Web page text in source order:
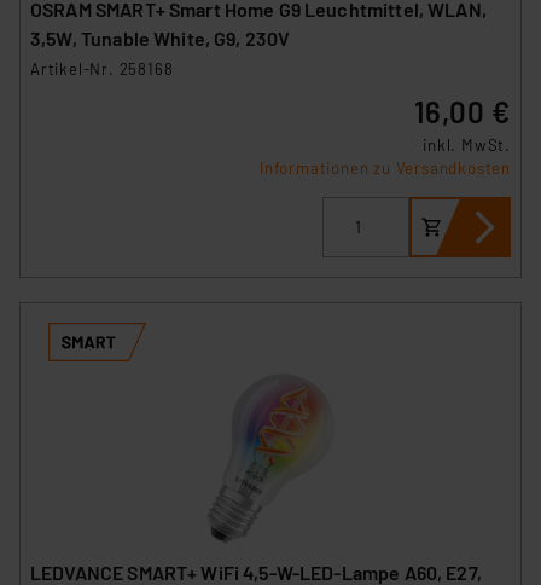
OSRAM SMART+ Smart Home G9 Leuchtmittel, WLAN,
3,5W, Tunable White, G9, 230V
Artikel-Nr. 258168
16,00 €
inkl. MwSt.
Informationen zu Versandkosten
LEDVANCE SMART+ WiFi 4,5-W-LED-Lampe A60, E27,